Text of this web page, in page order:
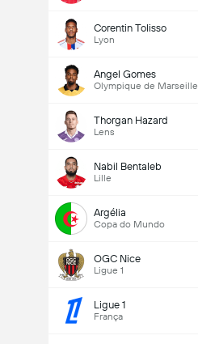
Corentin Tolisso
Lyon
Angel Gomes
Olympique de Marseille
Thorgan Hazard
Lens
Nabil Bentaleb
Lille
Argélia
Copa do Mundo
OGC Nice
Ligue 1
Ligue 1
França